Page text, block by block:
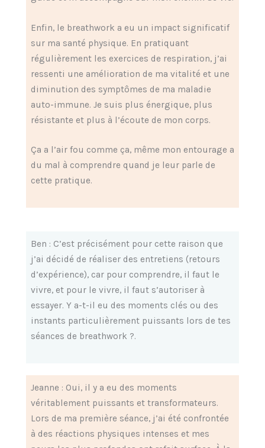
Enfin, le breathwork a eu un impact significatif
sur ma santé physique. En pratiquant
régulièrement les exercices de respiration, j’ai
ressenti une amélioration de ma vitalité et une
diminution des symptômes de ma maladie
auto-immune. Je suis plus énergique, plus
résistante et plus à l’écoute de mon corps.
Ça a l’air fou comme ça, même mon entourage a
du mal à comprendre quand je leur parle de
cette pratique.
Ben : C’est précisément pour cette raison que
j’ai décidé de réaliser des entretiens (retours
d’expérience), car pour comprendre, il faut le
vivre, et pour le vivre, il faut s’autoriser à
essayer. Y a-t-il eu des moments clés ou des
instants particulièrement puissants lors de tes
séances de breathwork ?.
Jeanne : Oui, il y a eu des moments
véritablement puissants et transformateurs.
Lors de ma première séance, j’ai été confrontée
à des réactions physiques intenses et mes